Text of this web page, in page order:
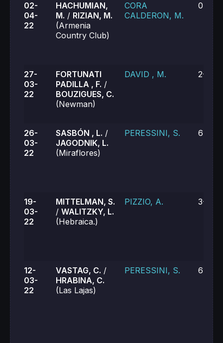
02-
04-
22
HACHUMIAN,
M. / RIZIAN, M.
(Armenia
Country Club)
CORA
CALDERON, M.
0-6,
27-
03-
22
FORTUNATI
PADILLA , F. /
BOUZIGUES, C.
(Newman)
DAVID , M. 2-6,
26-
03-
22
SASBÓN , L. /
JAGODNIK, L.
(Miraflores)
PERESSINI, S. 6-2,
19-
03-
22
MITTELMAN, S.
/ WALITZKY, L.
(Hebraica.)
PIZZIO, A. 3-6,
12-
03-
22
VASTAG, C. /
HRABINA, C.
(Las Lajas)
PERESSINI, S. 6-2,